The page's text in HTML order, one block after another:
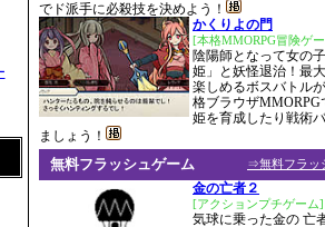
でド派手に必殺技を決めよう！
かくりよの門
[本格MMORPG冒険ゲ
陰陽師となって女の
姫」と妖怪退治！最
楽しめるボスバトル
格ブラウザ
姫を育成したり戦術
ましょう！
⇒無料フラッ
無料フラッシュゲーム
金の亡者２
[アクションプチゲーム]
気球に乗った金の 亡